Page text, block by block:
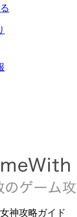
神攻略ガイド